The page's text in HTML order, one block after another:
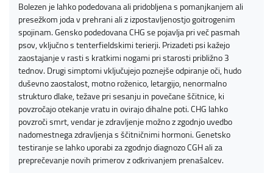
Bolezen je lahko podedovana ali pridobljena s pomanjkanjem ali
presežkom joda v prehrani ali z izpostavljenostjo goitrogenim
spojinam. Gensko podedovana CHG se pojavlja pri več pasmah
psov, vključno s tenterfieldskimi terierji. Prizadeti psi kažejo
zaostajanje v rasti s kratkimi nogami pri starosti približno 3
tednov. Drugi simptomi vključujejo poznejše odpiranje oči, hudo
duševno zaostalost, motno roženico, letargijo, nenormalno
strukturo dlake, težave pri sesanju in povečane ščitnice, ki
povzročajo otekanje vratu in ovirajo dihalne poti. CHG lahko
povzroči smrt, vendar je zdravljenje možno z zgodnjo uvedbo
nadomestnega zdravljenja s ščitničnimi hormoni. Genetsko
testiranje se lahko uporabi za zgodnjo diagnozo CGH ali za
preprečevanje novih primerov z odkrivanjem prenašalcev.